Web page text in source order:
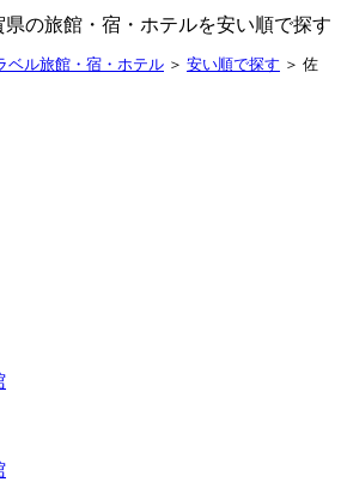
の旅館・宿・ホテルを安い順で探す
ベル旅館・宿・ホテル ＞ 安い順で探す ＞ 佐